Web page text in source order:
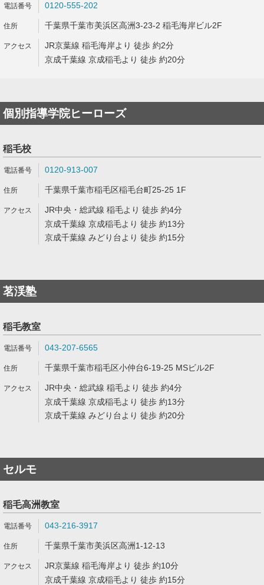
0120-555-202
千葉県千葉市美浜区高洲3-23-2 稲毛海岸ビル2F
JR京葉線 稲毛海岸より 徒歩 約2分
京成千葉線 京成稲毛より 徒歩 約20分
個別指導学院ヒーローズ
稲毛校
0120-913-007
千葉県千葉市稲毛区稲毛台町25-25 1F
JR中央・総武線 稲毛より 徒歩 約4分
京成千葉線 京成稲毛より 徒歩 約13分
京成千葉線 みどり台より 徒歩 約15分
茗渓塾
稲毛教室
043-207-6565
千葉県千葉市稲毛区小仲台6-19-25 MSビル2F
JR中央・総武線 稲毛より 徒歩 約4分
京成千葉線 京成稲毛より 徒歩 約13分
京成千葉線 みどり台より 徒歩 約20分
セルモ
稲毛高洲教室
043-216-3917
千葉県千葉市美浜区高洲1-12-13
JR京葉線 稲毛海岸より 徒歩 約10分
京成千葉線 京成稲毛より 徒歩 約15分